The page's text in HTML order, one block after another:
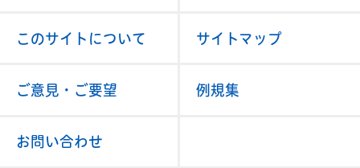
介護予防・日常生活支援総合事業の指定
2026年1月7日
このサイトについて サイトマップ
ご意見・ご要望 例規集
お問い合わせ